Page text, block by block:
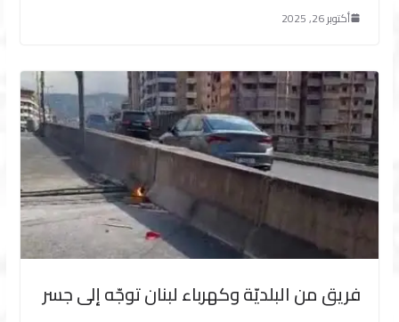
أكتوبر 26, 2025
فريق من البلديّة وكهرباء لبنان توجّه إلى جسر